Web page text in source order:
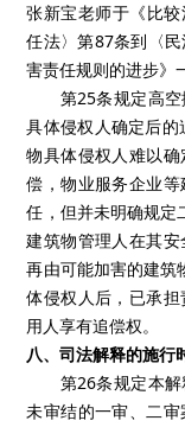
张新宝老师于《比
任法〉第87条到〈
害责任规则的进步》
第25条规定高空
具体侵权人确定后
物具体侵权人难以
偿，物业服务企业
任，但并未明确规定
建筑物管理人在其
再由可能加害的建筑
体侵权人后，已承
用人享有追偿权。
八、司法解释的施行
第26条规定本解
未审结的一审、二